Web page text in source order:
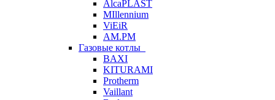
AlcaPLAST
MIllennium
ViEiR
AM.PM
Газовые котлы
BAXI
KITURAMI
Protherm
Vaillant